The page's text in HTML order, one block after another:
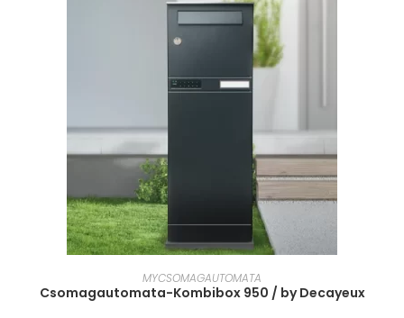
KOSÁRBA TESZEM
MYCSOMAGAUTOMATA
Csomagautomata-Kombibox 950 / by Decayeux